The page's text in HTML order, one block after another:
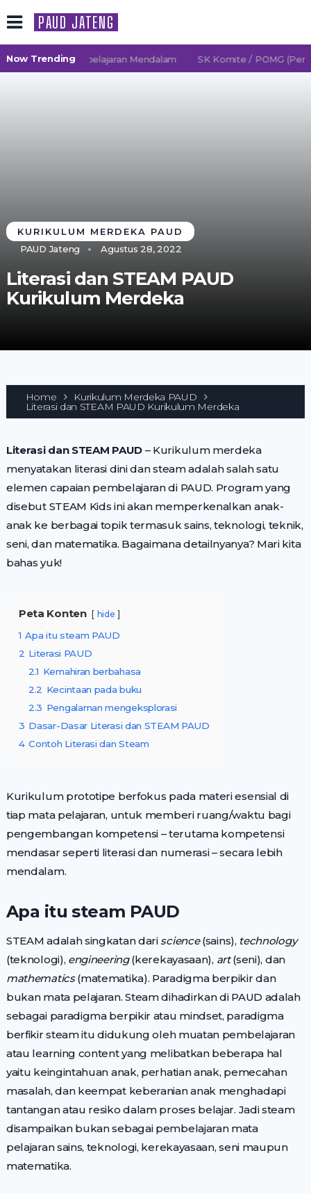
PAUD JATENG
Now Trending
2027 TK Pembelajaran Mendalam SK Komite / POMG
KURIKULUM MERDEKA PAUD
PAUD Jateng
Agustus 28, 2022
Literasi dan STEAM PAUD
Kurikulum Merdeka
Home Kurikulum Merdeka PAUD
Literasi dan STEAM PAUD Kurikulum Merdeka
Literasi dan STEAM PAUD– Kurikulum merdeka
menyatakan literasi dini dan steam adalah salah satu
elemen capaian pembelajaran di PAUD. Program yang
disebut STEAM Kids ini akan memperkenalkan anak-
anak ke berbagai topik termasuk sains, teknologi, teknik,
seni, dan matematika. Bagaimana detailnyanya? Mari kita
bahas yuk!
Peta Konten hide
1 Apa itu steam PAUD
2 Literasi PAUD
2.1 Kemahiran berbahasa
2.2 Kecintaan pada buku
2.3 Pengalaman mengeksplorasi
3 Dasar-Dasar Literasi dan STEAM PAUD
4 Contoh Literasi dan Steam
Kurikulum prototipe berfokus pada materi esensial di
tiap mata pelajaran, untuk memberi ruang/waktu bagi
pengembangan kompetensi – terutama kompetensi
mendasar seperti literasi dan numerasi – secara lebih
mendalam.
Apa itu steam PAUD
STEAM adalah singkatan dariscience(sains), technology
(teknologi), engineering(kerekayasaan), art(seni), dan
mathematics(matematika). Paradigma berpikir dan
bukan mata pelajaran. Steam dihadirkan di PAUD adalah
sebagai paradigma berpikir atau mindset, paradigma
berfikir steam itu didukung oleh muatan pembelajaran
atau learning content yang melibatkan beberapa hal
yaitu keingintahuan anak, perhatian anak, pemecahan
masalah, dan keempat keberanian anak menghadapi
tantangan atau resiko dalam proses belajar. Jadi steam
disampaikan bukan sebagai pembelajaran mata
pelajaran sains, teknologi, kerekayasaan, seni maupun
matematika.